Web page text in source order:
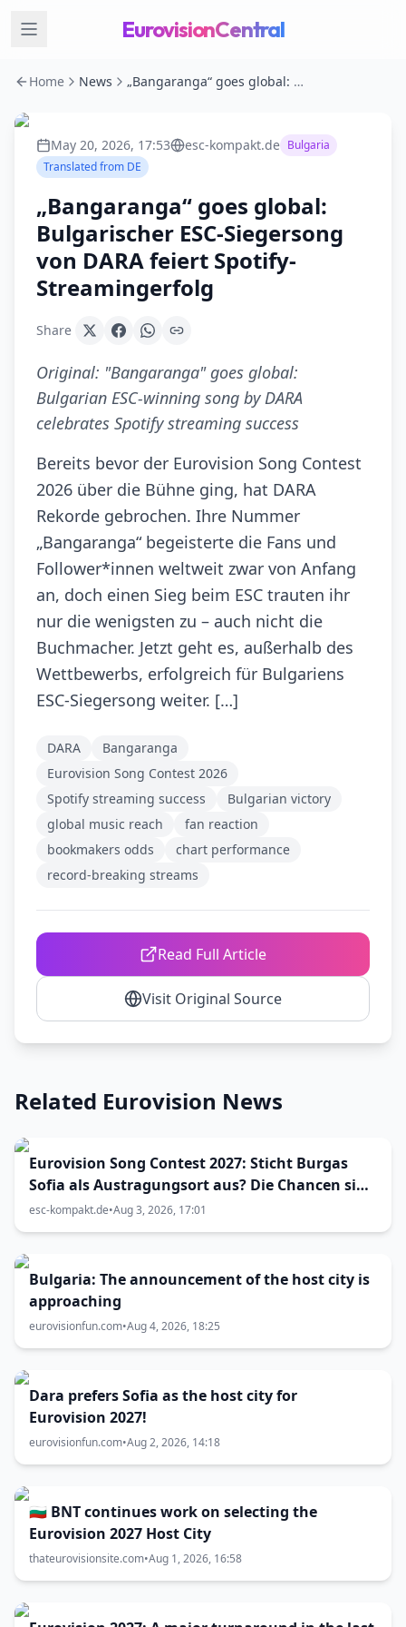
EurovisionCentral
Home News „Bangaranga“ goes global: Bulgarischer ESC-Siegersong von DARA feiert Spotify-Streamingerfolg
May 20, 2026, 17:53 esc-kompakt.de Bulgaria
Translated from DE
„Bangaranga“ goes global:
Bulgarischer ESC-Siegersong
von DARA feiert Spotify-
Streamingerfolg
Share
Original: "Bangaranga" goes global:
Bulgarian ESC-winning song by DARA
celebrates Spotify streaming success
Bereits bevor der Eurovision Song Contest
2026 über die Bühne ging, hat DARA
Rekorde gebrochen. Ihre Nummer
„Bangaranga“ begeisterte die Fans und
Follower*innen weltweit zwar von Anfang
an, doch einen Sieg beim ESC trauten ihr
nur die wenigsten zu – auch nicht die
Buchmacher. Jetzt geht es, außerhalb des
Wettbewerbs, erfolgreich für Bulgariens
ESC-Siegersong weiter. […]
DARA
Bangaranga
Eurovision Song Contest 2026
Spotify streaming success
Bulgarian victory
global music reach
fan reaction
bookmakers odds
chart performance
record-breaking streams
Read Full Article
Visit Original Source
Related Eurovision News
Eurovision Song Contest 2027: Sticht Burgas
Sofia als Austragungsort aus? Die Chancen sind
größer als gedacht
esc-kompakt.de•Aug 3, 2026, 17:01
Bulgaria: The announcement of the host city is
approaching
eurovisionfun.com•Aug 4, 2026, 18:25
Dara prefers Sofia as the host city for
Eurovision 2027!
eurovisionfun.com•Aug 2, 2026, 14:18
🇧🇬 BNT continues work on selecting the
Eurovision 2027 Host City
thateurovisionsite.com•Aug 1, 2026, 16:58